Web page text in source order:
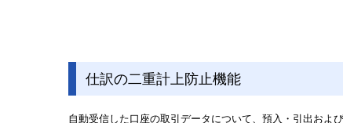
仕訳の二重計上防止機能
自動受信した口座の取引データについて、預入・引出およ